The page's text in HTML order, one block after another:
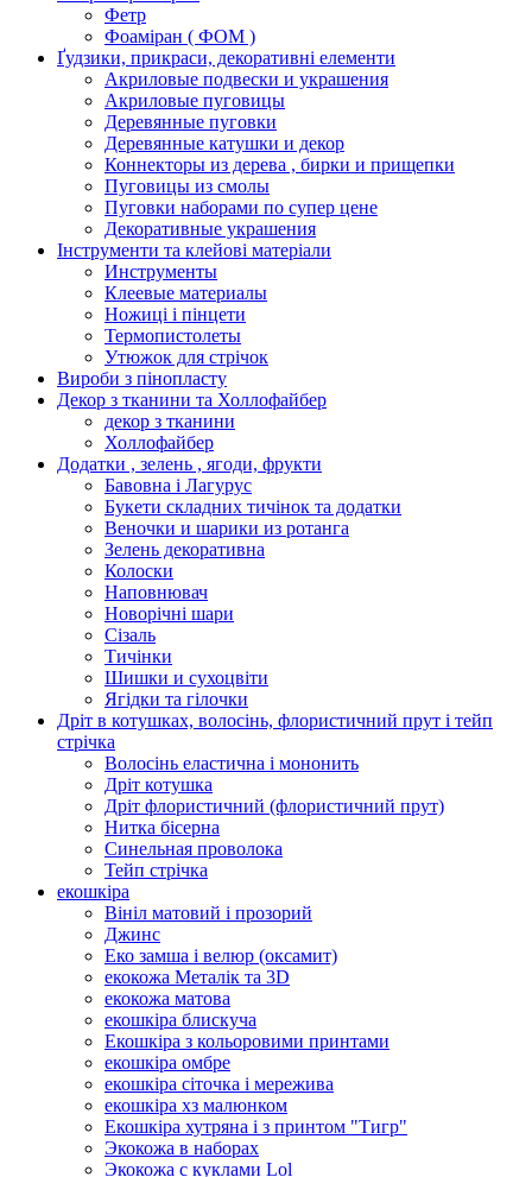
Фетр
Фоаміран ( ФОМ )
Ґудзики, прикраси, декоративні елементи
Акриловые подвески и украшения
Акриловые пуговицы
Деревянные пуговки
Деревянные катушки и декор
Коннекторы из дерева , бирки и прищепки
Пуговицы из смолы
Пуговки наборами по супер цене
Декоративные украшения
Інструменти та клейові матеріали
Инструменты
Клеевые материалы
Ножиці і пінцети
Термопистолеты
Утюжок для стрічок
Вироби з пінопласту
Декор з тканини та Холлофайбер
декор з тканини
Холлофайбер
Додатки , зелень , ягоди, фрукти
Бавовна і Лагурус
Букети складних тичінок та додатки
Веночки и шарики из ротанга
Зелень декоративна
Колоски
Наповнювач
Новорічні шари
Сізаль
Тичінки
Шишки и сухоцвіти
Ягідки та гілочки
Дріт в котушках, волосінь, флористичний прут і тейп
стрічка
Волосінь еластична і мононить
Дріт котушка
Дріт флористичний (флористичний прут)
Нитка бісерна
Синельная проволока
Тейп стрічка
екошкіра
Вініл матовий і прозорий
Джинс
Еко замша і велюр (оксамит)
екокожа Металік та 3D
екокожа матова
екошкіра блискуча
Екошкіра з кольоровими принтами
екошкіра омбре
екошкіра сіточка і мережива
екошкіра хз малюнком
Екошкіра хутряна і з принтом "Тигр"
Экокожа в наборах
Экокожа с куклами Lol